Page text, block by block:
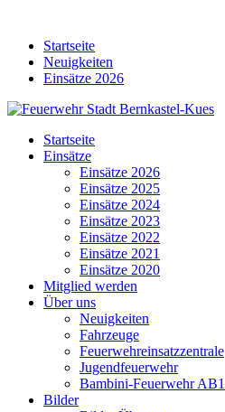
contentStartseite
Neuigkeiten
Einsätze 2026
Startseite
Einsätze
Einsätze 2026
Einsätze 2025
Einsätze 2024
Einsätze 2023
Einsätze 2022
Einsätze 2021
Einsätze 2020
Mitglied werden
Über uns
Neuigkeiten
Fahrzeuge
Feuerwehreinsatzzentrale
Jugendfeuerwehr
Bambini-Feuerwehr AB1
Bilder